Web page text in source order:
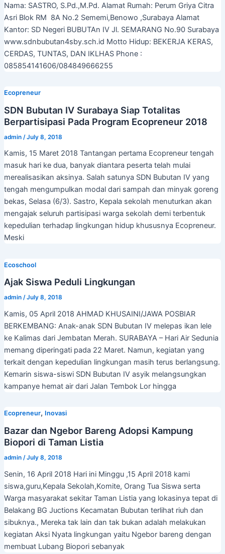
Nama: SASTRO, S.Pd.,M.Pd. Alamat Rumah: Perum Griya Citra
Asri Blok RM 8A No.2 Sememi,Benowo ,Surabaya Alamat
Kantor: SD Negeri BUBUTAn IV Jl. SEMARANG No.90 Surabaya
www.sdnbubutan4sby.sch.id Motto Hidup: BEKERJA KERAS,
CERDAS, TUNTAS, DAN IKLHAS Phone :
085854141606/084849666255
Ecopreneur
SDN Bubutan IV Surabaya Siap Totalitas
Berpartisipasi Pada Program Ecopreneur 2018
admin /July 8, 2018
Kamis, 15 Maret 2018 Tantangan pertama Ecopreneur tengah
masuk hari ke dua, banyak diantara peserta telah mulai
merealisasikan aksinya. Salah satunya SDN Bubutan IV yang
tengah mengumpulkan modal dari sampah dan minyak goreng
bekas, Selasa (6/3). Sastro, Kepala sekolah menuturkan akan
mengajak seluruh partisipasi warga sekolah demi terbentuk
kepedulian terhadap lingkungan hidup khususnya Ecopreneur.
Meski
Ecoschool
Ajak Siswa Peduli Lingkungan
admin /July 8, 2018
Kamis, 05 April 2018 AHMAD KHUSAINI/JAWA POSBIAR
BERKEMBANG: Anak-anak SDN Bubutan IV melepas ikan lele
ke Kalimas dari Jembatan Merah. SURABAYA – Hari Air Sedunia
memang diperingati pada 22 Maret. Namun, kegiatan yang
terkait dengan kepedulian lingkungan masih terus berlangsung.
Kemarin siswa-siswi SDN Bubutan IV asyik melangsungkan
kampanye hemat air dari Jalan Tembok Lor hingga
Ecopreneur, Inovasi
Bazar dan Ngebor Bareng Adopsi Kampung
Biopori di Taman Listia
admin /July 8, 2018
Senin, 16 April 2018 Hari ini Minggu ,15 April 2018 kami
siswa,guru,Kepala Sekolah,Komite, Orang Tua Siswa serta
Warga masyarakat sekitar Taman Listia yang lokasinya tepat di
Belakang BG Juctions Kecamatan Bubutan terlihat riuh dan
sibuknya., Mereka tak lain dan tak bukan adalah melakukan
kegiatan Aksi Nyata lingkungan yaitu Ngebor bareng dengan
membuat Lubang Biopori sebanyak